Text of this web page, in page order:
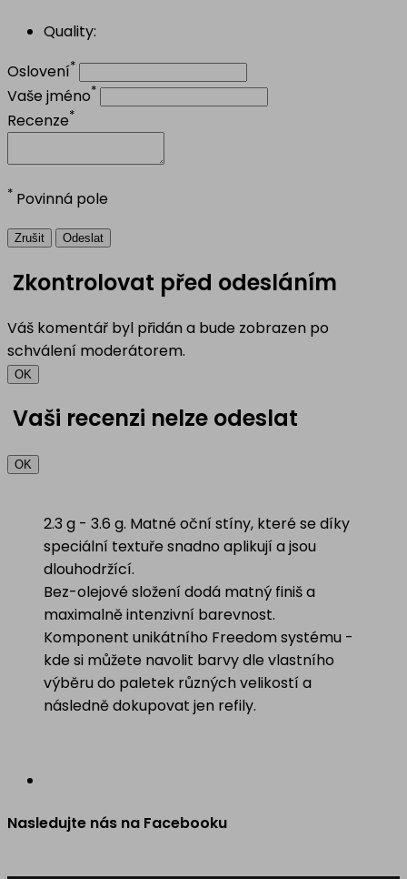
Quality:
Oslovení*
Vaše jméno*
Recenze*
* Povinná pole
Zrušit Odeslat
Zkontrolovat před odesláním
Váš komentář byl přidán a bude zobrazen po
schválení moderátorem.
OK
Vaši recenzi nelze odeslat
OK
2.3 g - 3.6 g. Matné oční stíny, které se díky
speciální textuře snadno aplikují a jsou
dlouhodržící.
Bez-olejové složení dodá matný finiš a
maximalně intenzivní barevnost.
Komponent unikátního Freedom systému -
kde si můžete navolit barvy dle vlastního
výběru do paletek různých velikostí a
následně dokupovat jen refily.
Nasledujte nás na Facebooku